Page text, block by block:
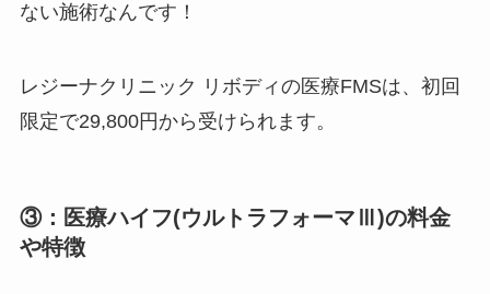
ない施術なんです！
レジーナクリニック リボディの医療FMSは、初回
限定で29,800円から受けられます。
③：医療ハイフ(ウルトラフォーマⅢ)の料金
や特徴